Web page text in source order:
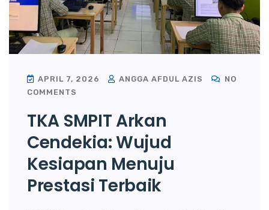
APRIL 7, 2026 ANGGA AFDUL AZIS
NO
COMMENTS
TKA SMPIT Arkan
Cendekia: Wujud
Kesiapan Menuju
Prestasi Terbaik